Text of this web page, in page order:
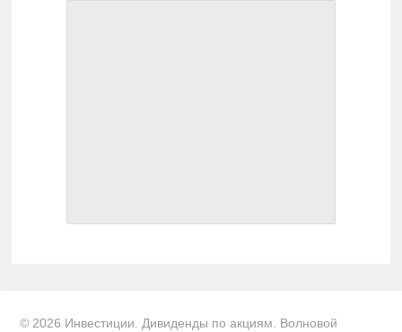
© 2026 Инвестиции. Дивиденды по акциям. Волновой